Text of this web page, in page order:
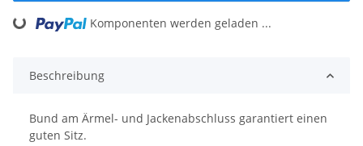
Loading... Komponenten werden geladen ...
Beschreibung
Bund am Ärmel- und Jackenabschluss garantiert einen
guten Sitz.